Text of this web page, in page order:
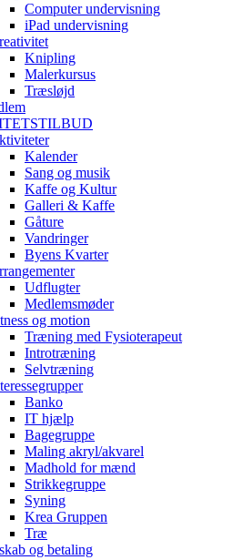
Computer undervisning
iPad undervisning
Knipling
Malerkursus
Træsløjd
Kalender
Sang og musik
Kaffe og Kultur
Galleri & Kaffe
Gåture
Vandringer
Byens Kvarter
Udflugter
Medlemsmøder
og motion
Træning med Fysioterapeut
Introtræning
Selvtræning
Banko
IT hjælp
Bagegruppe
Maling akryl/akvarel
Madhold for mænd
Strikkegruppe
Syning
Krea Gruppen
Træ
og betaling